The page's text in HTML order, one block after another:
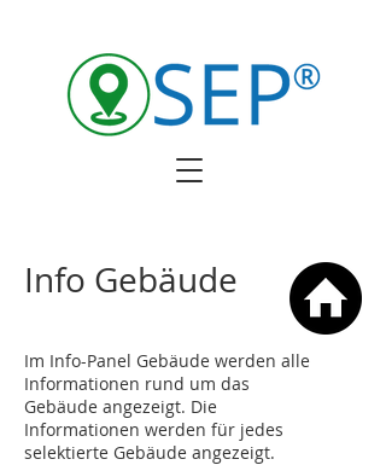
Info Gebäude
Im Info-Panel Gebäude werden alle
Informationen rund um das
Gebäude angezeigt. Die
Informationen werden für jedes
selektierte Gebäude angezeigt.